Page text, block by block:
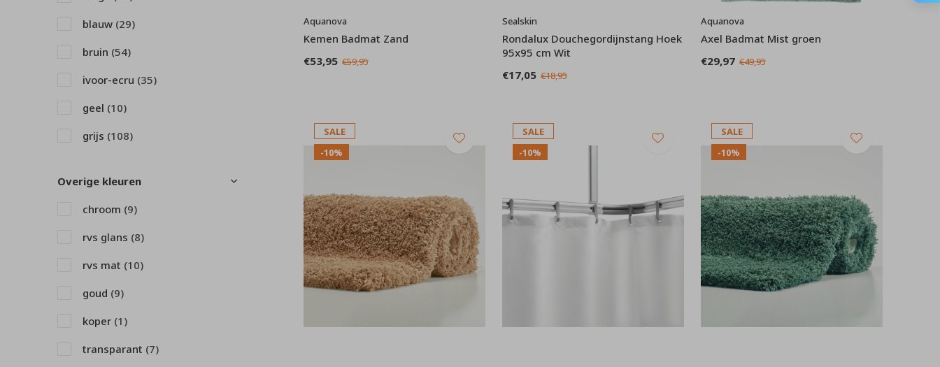
Aquanova
Kemen Badmat Zand
€53,95 €59,95
Sealskin
Rondalux Douchegordijnstang Hoek
95x95 cm Wit
€17,05 €18,95
Aquanova
Axel Badmat Mist groen
€29,97 €49,95
SALE
-10%
SALE
-10%
SALE
-10%
blauw (29)
bruin (54)
ivoor-ecru (35)
geel (10)
grijs (108)
hout
paars - lila
roze
taupe
(39)
Overige kleuren
chroom (9)
rvs glans (8)
rvs mat (10)
goud (9)
koper (1)
transparant (7)